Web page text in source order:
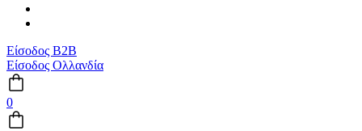
Είσοδος B2B
Είσοδος Ολλανδία
0